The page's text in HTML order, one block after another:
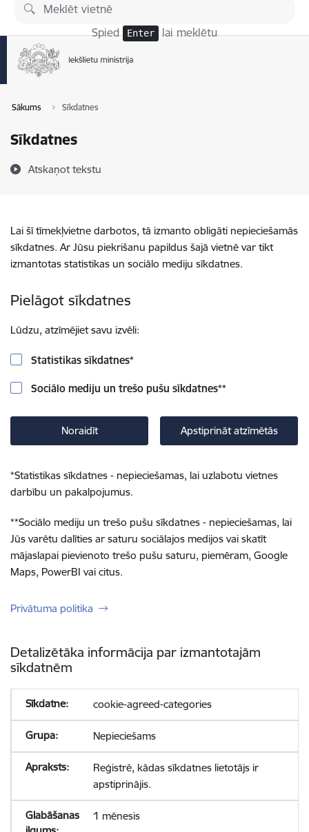
Pāriet uz lapas saturu
Spied Enter lai meklētu
Sākums Sīkdatnes
Sīkdatnes
Atskaņot tekstu
Lai šī tīmekļvietne darbotos, tā izmanto obligāti nepieciešamās
sīkdatnes. Ar Jūsu piekrišanu papildus šajā vietnē var tikt
izmantotas statistikas un sociālo mediju sīkdatnes.
Pielāgot sīkdatnes
Lūdzu, atzīmējiet savu izvēli:
Statistikas sīkdatnes*
Sociālo mediju un trešo pušu sīkdatnes**
Noraidīt Apstiprināt atzīmētās
*Statistikas sīkdatnes - nepieciešamas, lai uzlabotu vietnes
darbību un pakalpojumus.
**Sociālo mediju un trešo pušu sīkdatnes - nepieciešamas, lai
Jūs varētu dalīties ar saturu sociālajos medijos vai skatīt
mājaslapai pievienoto trešo pušu saturu, piemēram, Google
Maps, PowerBI vai citus.
Privātuma politika
Detalizētāka informācija par izmantotajām
sīkdatnēm
cookie-agreed-categories
Nepieciešams
Reģistrē, kādas sīkdatnes lietotājs ir
apstiprinājis.
1 mēnesis